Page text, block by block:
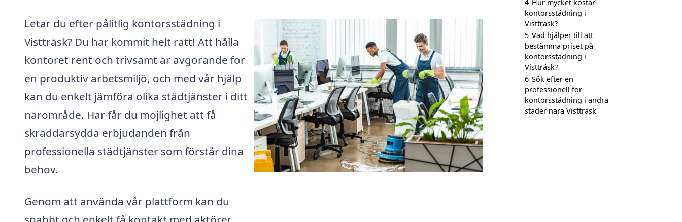
Letar du efter pålitlig kontorsstädning i
Vistträsk? Du har kommit helt rätt! Att hålla
kontoret rent och trivsamt är avgörande för
en produktiv arbetsmiljö, och med vår hjälp
kan du enkelt jämföra olika städtjänster i ditt
närområde. Här får du möjlighet att få
skräddarsydda erbjudanden från
professionella städtjänster som förstår dina
behov.
Genom att använda vår plattform kan du
4 Hur mycket kostar
kontorsstädning i
Vistträsk?
5 Vad hjälper till att
bestämma priset på
kontorsstädning i
Vistträsk?
6 Sök efter en
professionell för
kontorsstädning i andra
städer nära Vistträsk